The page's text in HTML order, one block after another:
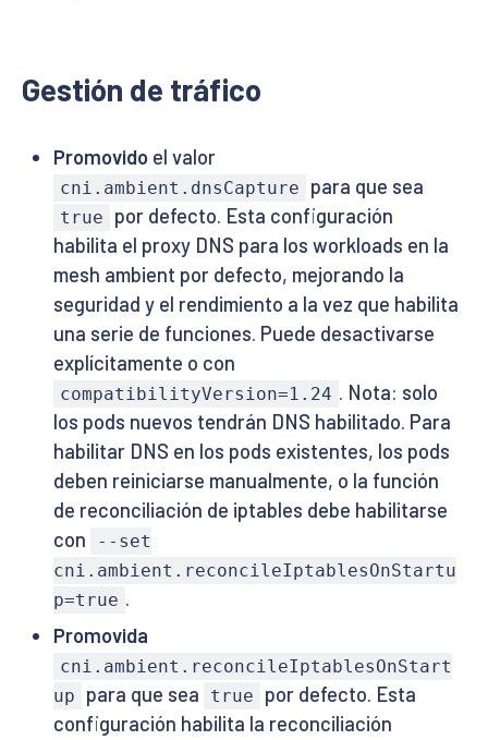
Gestión de tráfico
Promovidoel valor
cni.ambient.dnsCapture para que sea
true
por defecto. Esta configuración
habilita el proxy DNS para los workloads en la
mesh ambient por defecto, mejorando la
seguridad y el rendimiento a la vez que habilita
una serie de funciones. Puede desactivarse
explícitamente o con
compatibilityVersion=1.24 . Nota: solo
los pods nuevos tendrán DNS habilitado. Para
habilitar DNS en los pods existentes, los pods
deben reiniciarse manualmente, o la función
de reconciliación de iptables debe habilitarse
con
--set
cni.ambient.reconcileIptablesOnStartu
p=true .
Promovida
cni.ambient.reconcileIptablesOnStart
up
para que sea true
por defecto. Esta
configuración habilita la reconciliación